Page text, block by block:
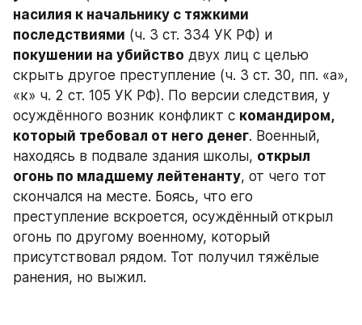
насилия к начальнику с тяжкими
последствиями (ч. 3 ст. 334 УК РФ) и
покушении на убийство двух лиц с целью
скрыть другое преступление (ч. 3 ст. 30, пп. «а»,
«к» ч. 2 ст. 105 УК РФ). По версии следствия, у
осуждённого возник конфликт с командиром,
который требовал от него денег. Военный,
находясь в подвале здания школы, открыл
огонь по младшему лейтенанту, от чего тот
скончался на месте. Боясь, что его
преступление вскроется, осуждённый открыл
огонь по другому военному, который
присутствовал рядом. Тот получил тяжёлые
ранения, но выжил.